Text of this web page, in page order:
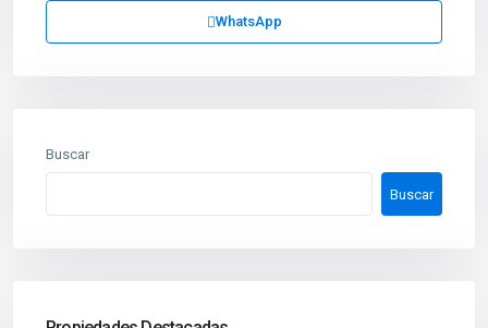
WhatsApp
Buscar
Buscar